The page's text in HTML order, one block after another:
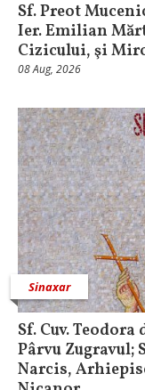
Sf. Preot
Ier. Emilian
Cizicului, şi
08 Aug, 2026
Sinaxar
Sf. Cuv.
Pârvu Zugravul;
Narcis,